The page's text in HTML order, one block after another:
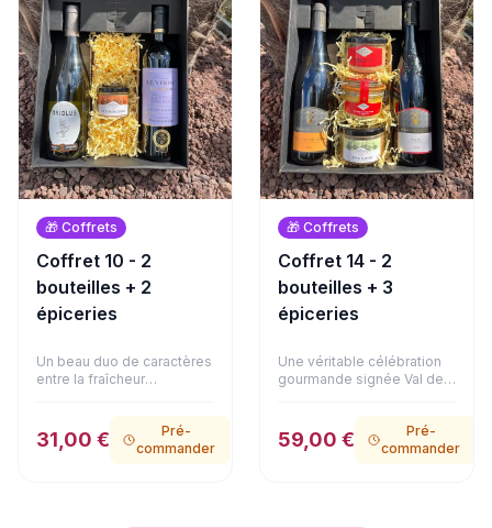
🎁 Coffrets
Coffret 10 - 2
bouteilles + 2
épiceries
Un beau duo de caractères
entre la fraîcheur
coffret réunit la vivacité
d'un Oriolus Blanc (IGP
31,00 €
Pré-
commander
🎁 Coffrets
Coffret 14 - 2
bouteilles + 3
épiceries
Une véritable célébration
gourmande signée Val de
de La Bougrie associe le
fruité de son Anjou Rouge
59,00 €
Pré-
commander